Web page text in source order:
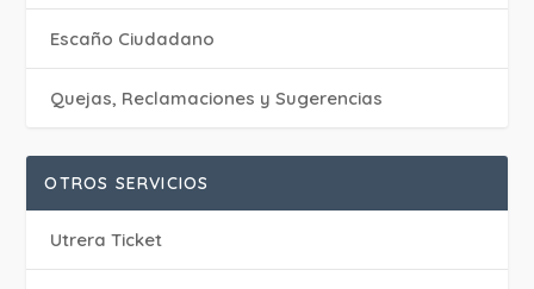
Escaño Ciudadano
Quejas, Reclamaciones y Sugerencias
OTROS SERVICIOS
Utrera Ticket